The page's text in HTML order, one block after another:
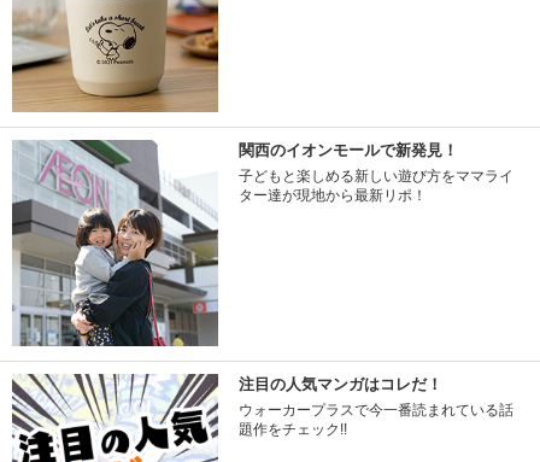
関西のイオンモールで新発見！
子どもと楽しめる新しい遊び方をママライ
ター達が現地から最新リポ！
注目の人気マンガはコレだ！
ウォーカープラスで今一番読まれている話
題作をチェック!!